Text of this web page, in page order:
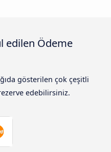
edilen Ödeme
gösterilen çok çeşitli
edebilirsiniz.